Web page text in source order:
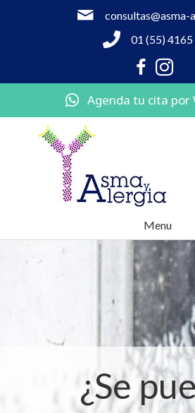
consultas@asma-
01 (55) 4165
Agenda tu cita por
Menu
¿Se